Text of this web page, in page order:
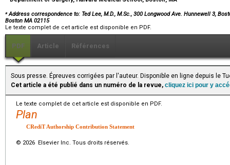
⁎Address correspondence to: Ted Lee, M.D., M.Sc., 300 Longwood Ave. Hunnewell 3,
Boston MA 02115
Le texte complet de cet article est disponible en PDF.
PDF Article Références
Sous presse. Épreuves corrigées par l'auteur. Disponible en ligne depuis le
Cet article a été publié dans un numéro de la revue, cliquez ici pour y
Le texte complet de cet article est disponible en PDF.
Plan
CRediT Authorship Contribution Statement
© 2026 Elsevier Inc. Tous droits réservés.